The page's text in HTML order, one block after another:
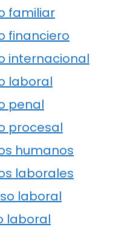
familiar
financiero
internacional
laboral
penal
procesal
humanos
laborales
laboral
laboral